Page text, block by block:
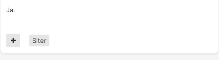
Ja.
Siter